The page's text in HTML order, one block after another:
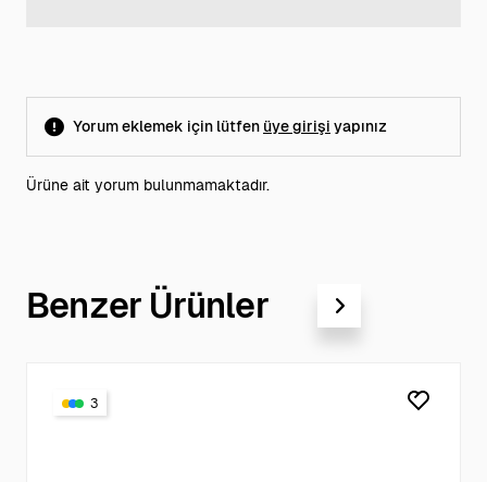
Yorum eklemek için lütfen üye girişi yapınız
Ürüne ait yorum bulunmamaktadır.
Benzer Ürünler
3